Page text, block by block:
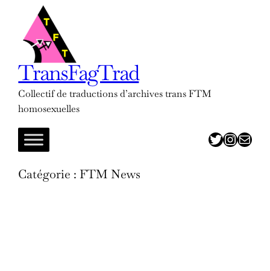
contenu
TransFagTrad
Collectif de traductions d’archives trans FTM
homosexuelles
twitter
insta
adresse mail
Catégorie : FTM News